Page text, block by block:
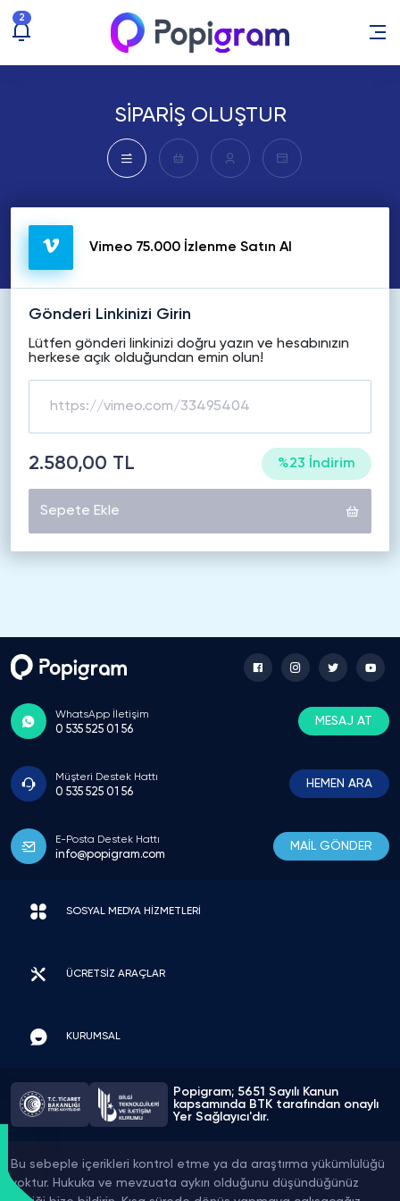
2
SİPARİŞ OLUŞTUR
Vimeo 75.000 İzlenme Satın Al
Gönderi Linkinizi Girin
Lütfen gönderi linkinizi doğru yazın ve hesabınızın
herkese açık olduğundan emin olun!
2.580,00 TL %23 İndirim
Sepete Ekle
WhatsApp İletişim
0 535 525 01 56
MESAJ AT
Müşteri Destek Hattı
0 535 525 01 56
HEMEN ARA
E-Posta Destek Hattı
info@popigram.com
MAİL GÖNDER
SOSYAL MEDYA HİZMETLERİ
ÜCRETSİZ ARAÇLAR
KURUMSAL
Popigram; 5651 Sayılı Kanun
kapsamında BTK tarafından onaylı
Yer Sağlayıcı'dır.
Bu sebeple içerikleri kontrol etme ya da araştırma yükümlülüğü
yoktur. Hukuka ve mevzuata aykırı olduğunu düşündüğünüz